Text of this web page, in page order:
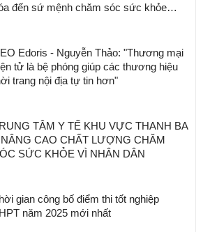
đến sứ mệnh chăm sóc sức khỏe
Edoris - Nguyễn Thảo: "Thương mại
tử là bệ phóng giúp các thương hiệu
trang nội địa tự tin hơn"
TÂM Y TẾ KHU VỰC THANH BA
CAO CHẤT LƯỢNG CHĂM
SỨC KHỎE VÌ NHÂN DÂN
gian công bố điểm thi tốt nghiệp
năm 2025 mới nhất